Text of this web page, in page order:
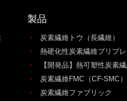
製品
炭素繊維トウ（長繊維）
熱硬化性炭素繊維プリプ
【開発品】熱可塑性炭素
炭素繊維FMC（CF-SMC）
炭素繊維ファブリック